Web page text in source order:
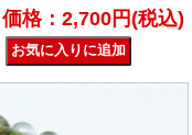
価格：2,700円(税込)